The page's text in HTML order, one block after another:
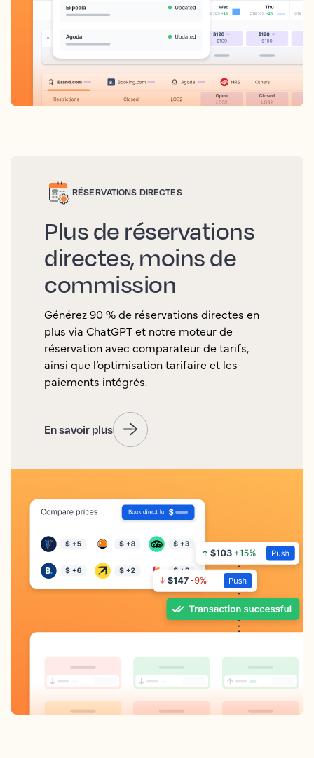
RÉSERVATIONS DIRECTES
Plus de réservations
directes, moins de
commission
Générez 90 % de réservations directes en
plus via ChatGPT et notre moteur de
réservation avec comparateur de tarifs,
ainsi que l’optimisation tarifaire et les
paiements intégrés.
En savoir plus